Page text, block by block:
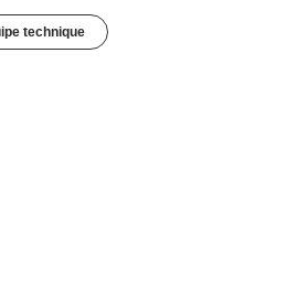
technique